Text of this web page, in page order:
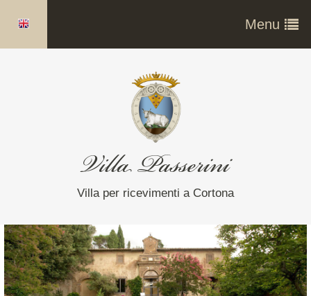
Villa Passerini
Villa per ricevimenti a Cortona
Menu
Home
La Villa
La Scuderia
Photogallery